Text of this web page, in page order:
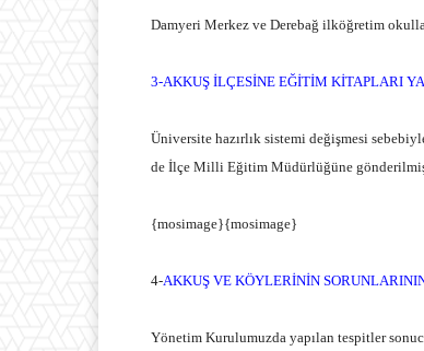
Damyeri Merkez ve Derebağ ilköğretim
3-AKKUŞ İLÇESİNE EĞİTİM KİTAPLARI
Üniversite hazırlık sistemi değişmesi
de İlçe Milli Eğitim Müdürlüğüne
{mosimage}{mosimage}
4-AKKUŞ VE KÖYLERİNİN
Yönetim Kurulumuzda yapılan tespitler